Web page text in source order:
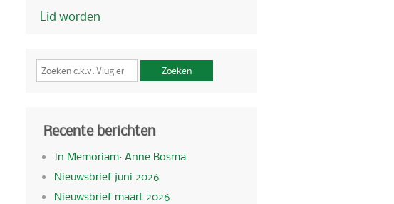
Lid worden
Zoeken
Recente berichten
In Memoriam: Anne Bosma
Nieuwsbrief juni 2026
Nieuwsbrief maart 2026